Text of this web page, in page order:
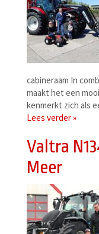
cabineraam In
maakt het een
kenmerkt zich als
Lees verder »
Valtra
Meer